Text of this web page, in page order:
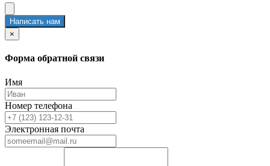
Написать нам
×
Форма обратной связи
Имя
Номер телефона
Электронная почта